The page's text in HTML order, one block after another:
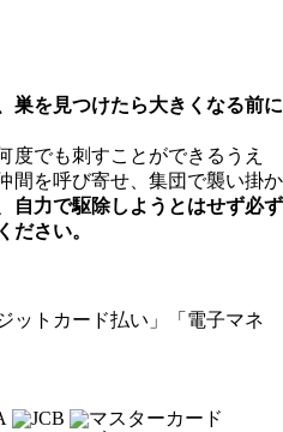
巣を見つけたら大きくなる前に
度でも刺すことができるうえ
間を呼び寄せ、集団で襲い掛か
自力で駆除しようとはせず必ず
ださい。
ットカード払い」「電子マネ